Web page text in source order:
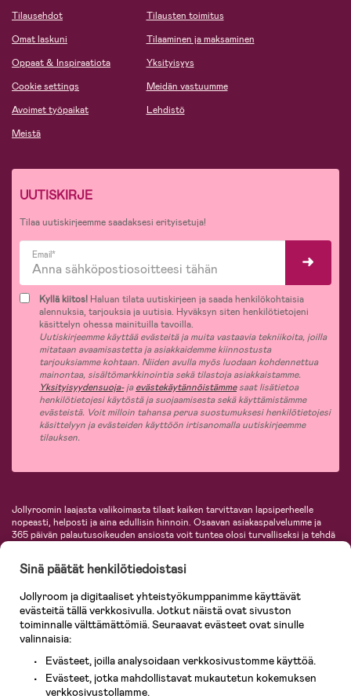
Tilausehdot
Omat laskuni
Oppaat & Inspiraatiota
Cookie settings
Avoimet työpaikat
Meistä
Tilausten toimitus
Tilaaminen ja maksaminen
Yksityisyys
Meidän vastuumme
Lehdistö
UUTISKIRJE
Tilaa uutiskirjeemme saadaksesi erityisetuja!
Email*
Kyllä kiitos! Haluan tilata uutiskirjeen ja saada henkilökohtaisia
alennuksia, tarjouksia ja uutisia. Hyväksyn siten henkilötietojeni
käsittelyn ohessa mainituilla tavoilla.
Uutiskirjeemme käyttää evästeitä ja muita vastaavia tekniikoita, joilla
mitataan avaamisastetta ja asiakkaidemme kiinnostusta
tarjouksiamme kohtaan. Niiden avulla myös luodaan kohdennettua
mainontaa, sisältömarkkinointia sekä tilastoja asiakkaistamme.
Yksityisyydensuoja-jaevästekäytännöistämmesaat lisätietoa
henkilötietojesi käytöstä ja suojaamisesta sekä käyttämistämme
evästeistä. Voit milloin tahansa perua suostumuksesi henkilötietojesi
käsittelyyn ja evästeiden käyttöön irtisanomalla uutiskirjeemme
tilauksen.
Jollyroomin laajasta valikoimasta tilaat kaiken tarvittavan lapsiperheelle
nopeasti, helposti ja aina edullisin hinnoin. Osaavan asiakaspalvelumme ja
365 päivän palautusoikeuden ansiosta voit tuntea olosi turvalliseksi ja tehdä
lastentarvikkeita sekä paljon muuta. Meiltä löydät lukuisia tunnettuja
KidKraft, Ergobaby, Philips Avent, Neonate, Cybex, LEGO ja monia muita!
Tervetuloa shoppailemaan Pohjoismaiden suurimpaan lastentarvikkeiden
verkkokauppaan!
Sinä päätät henkilötiedoistasi
Jollyroom ja digitaaliset yhteistyökumppanimme käyttävät
evästeitä tällä verkkosivulla. Jotkut näistä ovat sivuston
toiminnalle välttämättömiä. Seuraavat evästeet ovat sinulle
valinnaisia:
Evästeet, joilla analysoidaan verkkosivustomme käyttöä.
Evästeet, jotka mahdollistavat mukautetun kokemuksen
verkkosivustollamme.